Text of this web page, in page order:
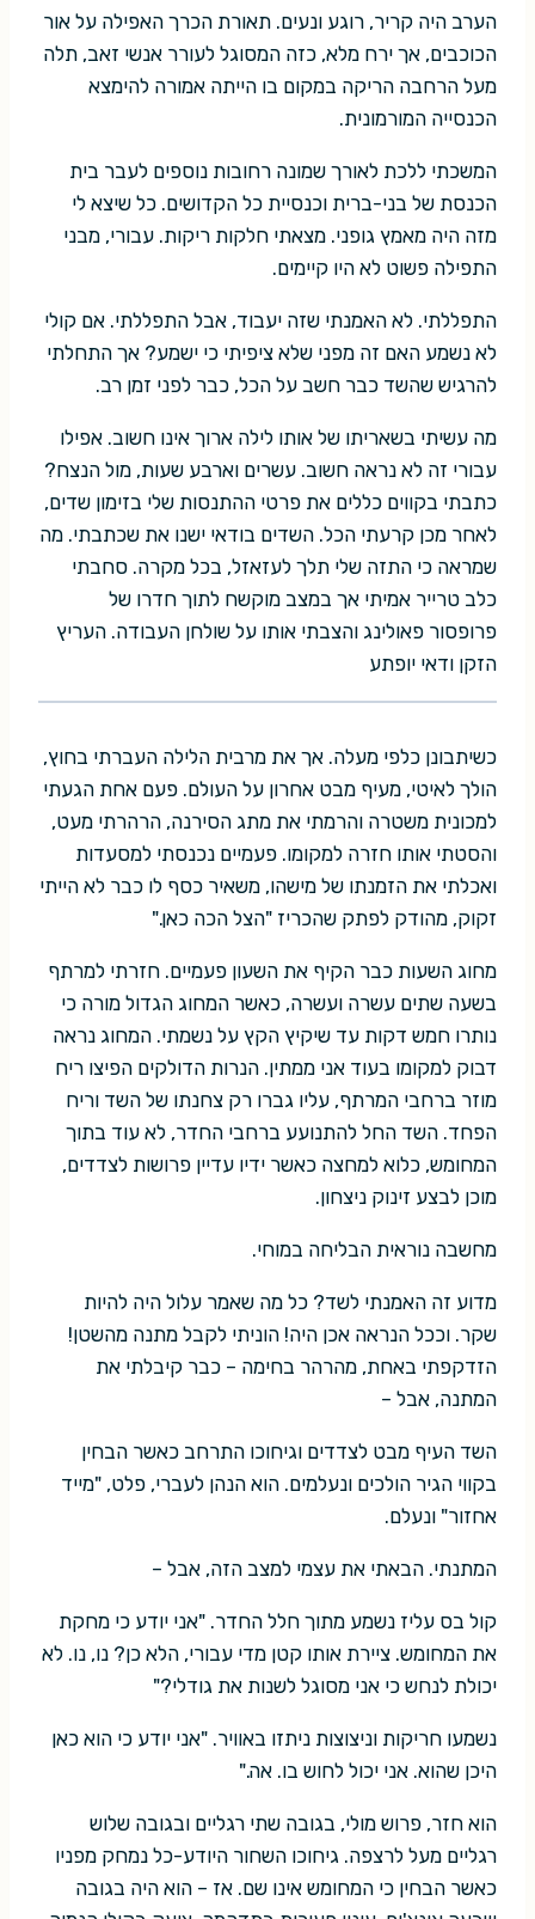
הערב היה קריר, רוגע ונעים. תאורת הכרך האפילה על אור
הכוכבים, אך ירח מלא, כזה המסוגל לעורר אנשי זאב, תלה
מעל הרחבה הריקה במקום בו הייתה אמורה להימצא
הכנסייה המורמונית.
המשכתי ללכת לאורך שמונה רחובות נוספים לעבר בית
הכנסת של בני-ברית וכנסיית כל הקדושים. כל שיצא לי
מזה היה מאמץ גופני. מצאתי חלקות ריקות. עבורי, מבני
התפילה פשוט לא היו קיימים.
התפללתי. לא האמנתי שזה יעבוד, אבל התפללתי. אם קולי
לא נשמע האם זה מפני שלא ציפיתי כי ישמע? אך התחלתי
להרגיש שהשד כבר חשב על הכל, כבר לפני זמן רב.
מה עשיתי בשאריתו של אותו לילה ארוך אינו חשוב. אפילו
עבורי זה לא נראה חשוב. עשרים וארבע שעות, מול הנצח?
כתבתי בקווים כללים את פרטי ההתנסות שלי בזימון שדים,
לאחר מכן קרעתי הכל. השדים בודאי ישנו את שכתבתי. מה
שמראה כי התזה שלי תלך לעזאזל, בכל מקרה. סחבתי
כלב טרייר אמיתי אך במצב מוקשח לתוך חדרו של
פרופסור פאולינג והצבתי אותו על שולחן העבודה. העריץ
הזקן ודאי יופתע
כשיתבונן כלפי מעלה. אך את מרבית הלילה העברתי בחוץ,
הולך לאיטי, מעיף מבט אחרון על העולם. פעם אחת הגעתי
למכונית משטרה והרמתי את מתג הסירנה, הרהרתי מעט,
והסטתי אותו חזרה למקומו. פעמיים נכנסתי למסעדות
ואכלתי את הזמנתו של מישהו, משאיר כסף לו כבר לא הייתי
זקוק, מהודק לפתק שהכריז "הצל הכה כאן."
מחוג השעות כבר הקיף את השעון פעמיים. חזרתי למרתף
בשעה שתים עשרה ועשרה, כאשר המחוג הגדול מורה כי
נותרו חמש דקות עד שיקיץ הקץ על נשמתי. המחוג נראה
דבוק למקומו בעוד אני ממתין. הנרות הדולקים הפיצו ריח
מוזר ברחבי המרתף, עליו גברו רק צחנתו של השד וריח
הפחד. השד החל להתנועע ברחבי החדר, לא עוד בתוך
המחומש, כלוא למחצה כאשר ידיו עדיין פרושות לצדדים,
מוכן לבצע זינוק ניצחון.
מחשבה נוראית הבליחה במוחי.
מדוע זה האמנתי לשד? כל מה שאמר עלול היה להיות
שקר. וככל הנראה אכן היה! הוניתי לקבל מתנה מהשטן!
הזדקפתי באחת, מהרהר בחימה – כבר קיבלתי את
המתנה, אבל –
השד העיף מבט לצדדים וגיחוכו התרחב כאשר הבחין
בקווי הגיר הולכים ונעלמים. הוא הנהן לעברי, פלט, "מייד
אחזור" ונעלם.
המתנתי. הבאתי את עצמי למצב הזה, אבל –
קול בס עליז נשמע מתוך חלל החדר. "אני יודע כי מחקת
את המחומש. ציירת אותו קטן מדי עבורי, הלא כן? נו, נו. לא
יכולת לנחש כי אני מסוגל לשנות את גודלי?"
נשמעו חריקות וניצוצות ניתזו באוויר. "אני יודע כי הוא כאן
היכן שהוא. אני יכול לחוש בו. אה."
הוא חזר, פרוש מולי, בגובה שתי רגליים ובגובה שלוש
רגליים מעל לרצפה. גיחוכו השחור היודע-כל נמחק מפניו
כאשר הבחין כי המחומש אינו שם. אז – הוא היה בגובה